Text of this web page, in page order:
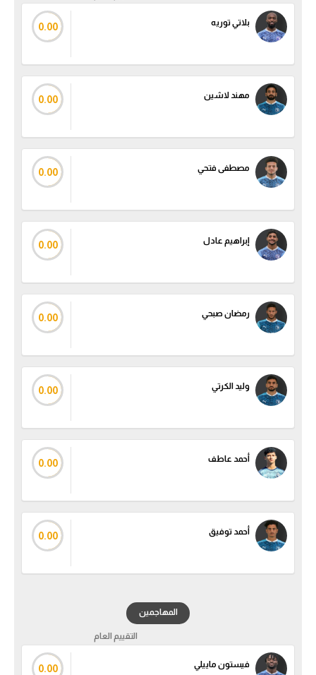
أمم إفريقيا
كرة السلة الأمريكية
كرة يد
الوطن العربي
في المونديال
آسيا
Gamers
ميركاتو
تقرير في الجول
تحليل في الجول
كويز في الجول
بلاتي توريه 0.00
مهند لاشين 0.00
مصطفى فتحي 0.00
إبراهيم عادل 0.00
رمضان صبحي 0.00
وليد الكرتي 0.00
أحمد عاطف 0.00
أحمد توفيق 0.00
المهاجمين
التقييم العام
فيستون ماييلي 0.00